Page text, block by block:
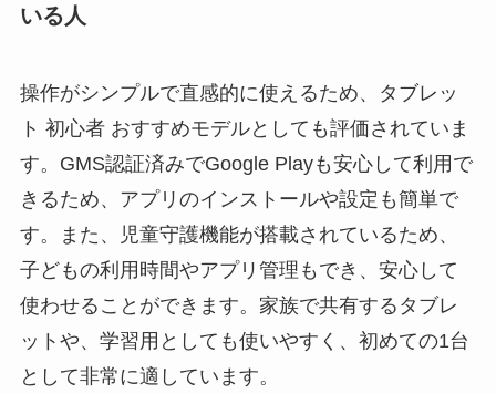
いる人
操作がシンプルで直感的に使えるため、タブレッ
ト 初心者 おすすめモデルとしても評価されていま
す。GMS認証済みでGoogle Playも安心して利用で
きるため、アプリのインストールや設定も簡単で
す。また、児童守護機能が搭載されているため、
子どもの利用時間やアプリ管理もでき、安心して
使わせることができます。家族で共有するタブレ
ットや、学習用としても使いやすく、初めての1台
として非常に適しています。